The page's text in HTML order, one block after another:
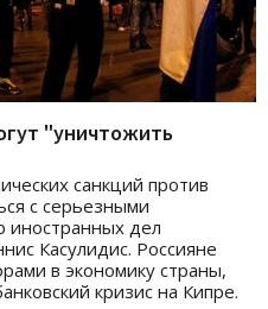
"уничтожить
санкций против
с серьезными
иностранных дел
Касулидис. Россияне
в экономику страны,
кризис на Кипре.